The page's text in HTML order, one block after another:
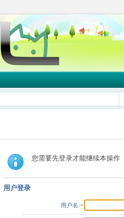
您需要先登录才能继续本操作
用户登录
用户名